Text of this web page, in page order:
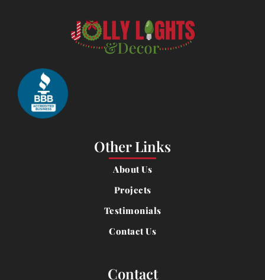
Other Links
About Us
Projects
Testimonials
Contact Us
Contact